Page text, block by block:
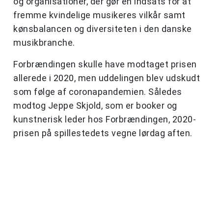
fremme kvindelige musikeres vilkår samt
kønsbalancen og diversiteten i den danske
musikbranche.
Forbrændingen skulle have modtaget prisen
allerede i 2020, men uddelingen blev udskudt
som følge af coronapandemien. Således
modtog Jeppe Skjold, som er booker og
kunstnerisk leder hos Forbrændingen, 2020-
prisen på spillestedets vegne lørdag aften.